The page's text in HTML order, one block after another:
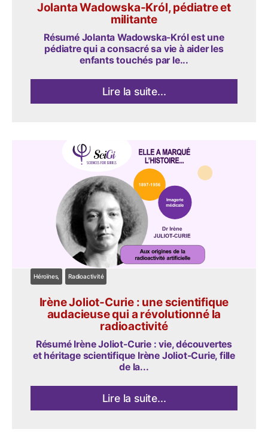
Jolanta Wadowska-Król, pédiatre et
militante
Résumé Jolanta Wadowska-Król est une
pédiatre qui a consacré sa vie à aider les
enfants touchés par le...
Lire la suite...
Héroïnes Radioactivité
Irène Joliot-Curie : une scientifique
audacieuse qui a révolutionné la
radioactivité
Résumé Irène Joliot-Curie : vie, découvertes
et héritage scientifique Irène Joliot-Curie, fille
de la...
Lire la suite...